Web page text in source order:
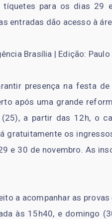
tíquetes para os dias 29
entradas dão acesso à
Brasília | Edição: Paulo
presença na festa
após uma grande
a partir das 12h, o
gratuitamente os
e 30 de novembro. As
a acompanhar as
às 15h40, e domingo